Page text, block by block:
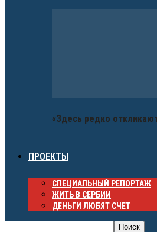
«Здесь редко
ПРОЕКТЫ
СПЕЦИАЛЬНЫЙ РЕПОРТАЖ
ЖИТЬ В СЕРБИИ
ДЕНЬГИ ЛЮБЯТ СЧЕТ